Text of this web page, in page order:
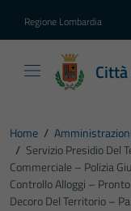
Regione Lombardia
Home /
/ Servizio Presidio Del
Commerciale – Polizia
Controllo Alloggi –
Decoro Del Territorio –